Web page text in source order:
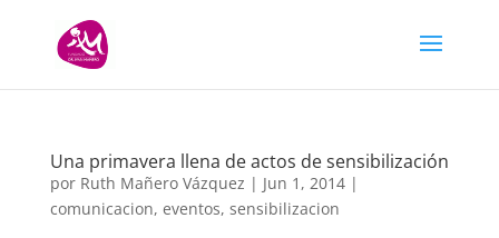
Una primavera llena de actos de sensibilización
por Ruth Mañero Vázquez | Jun 1, 2014|
comunicacion, eventos, sensibilizacion